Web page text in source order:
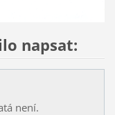
napsat:
není.